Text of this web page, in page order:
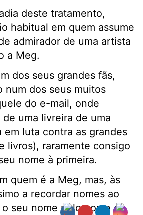
deste tratamento,
habitual em quem assume
admirador de uma artista
a Meg.
dos seus grandes fãs,
num dos seus muitos
do e-mail, onde
uma livreira de uma
em luta contra as grandes
livros), raramente consigo
nome à primeira.
quem é a Meg, mas, às
a recordar nomes ao
seu nome pelo nome de